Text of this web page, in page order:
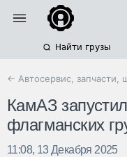
Найти грузы
← Автосервис, запчасти,
КамАЗ
флагманских
11:08, 13 Декабря 2025